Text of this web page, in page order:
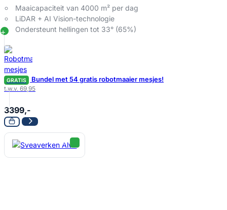
Maaicapaciteit van 4000 m² per dag
LiDAR + AI Vision-technologie
Ondersteunt hellingen tot 33° (65%)
GRATIS Bundel met 54 gratis robotmaaier mesjes!
t.w.v. 69,95
3399,-